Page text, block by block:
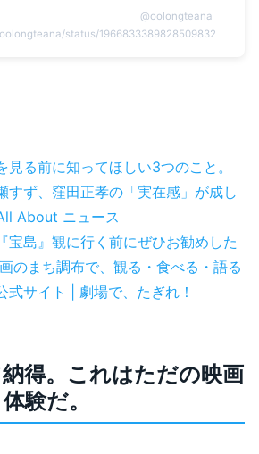
@oolongteana
status/1966833389828509832
見る前に知ってほしい3つのこと。
すず、窪田正孝の「実在感」が成し
About ニュース
宝島』観に行く前にぜひお勧めした
のまち調布で、観る・食べる・語る
式サイト | 劇場で、たぎれ！
得。これはただの映画
験だ。